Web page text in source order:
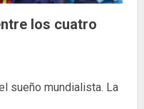
los cuatro
sueño mundialista. La